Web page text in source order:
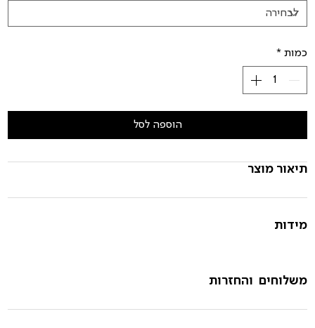
כמות *
הוספה לסל
תיאור מוצר
מידות
משלוחים והחזרות